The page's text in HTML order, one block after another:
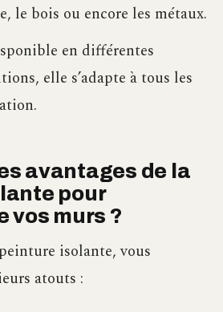
le bois ou encore les métaux.
en différentes
elle s’adapte à tous les
avantages de la
pour
vos murs ?
isolante, vous
atouts :